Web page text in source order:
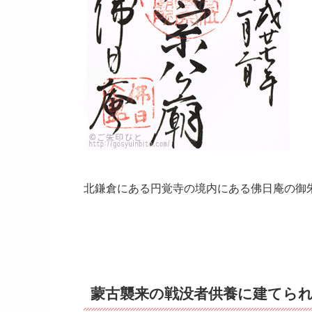
北鎌倉にある円覚寺の境内にある佛日庵の御
蒙古襲来の戦没者供養に建てら